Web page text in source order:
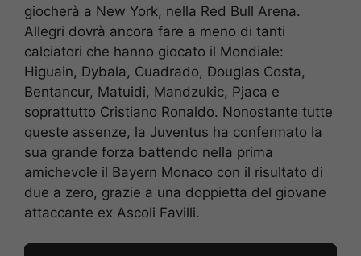
giocherà a New York, nella Red Bull Arena.
Allegri dovrà ancora fare a meno di tanti
calciatori che hanno giocato il Mondiale:
Higuain, Dybala, Cuadrado, Douglas Costa,
Bentancur, Matuidi, Mandzukic, Pjaca e
soprattutto Cristiano Ronaldo. Nonostante tutte
queste assenze, la Juventus ha confermato la
sua grande forza battendo nella prima
amichevole il Bayern Monaco con il risultato di
due a zero, grazie a una doppietta del giovane
attaccante ex Ascoli Favilli.